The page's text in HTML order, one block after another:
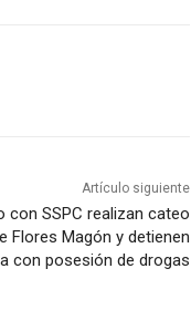
Artículo siguiente
con SSPC realizan cateo
Flores Magón y detienen
con posesión de drogas